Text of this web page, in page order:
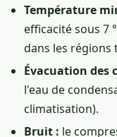
Température
efficacité sous 7
dans les régions
Évacuation des
l'eau de
climatisation).
Bruit : le